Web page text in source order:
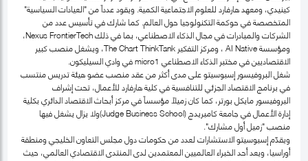
كينيدي، ومعهد هارفارد للعلوم الاجتماعية الكمية. ويقود عدداً من "العيادات السياسية"
المتخصصة في حوكمة التكنولوجيا حول العالم. كما شارك في تأسيس عدد من
الشركات والمبادرات في مجال الذكاء الاصطناعي، بما في ذلك Nexus FrontierTech،
ومؤسسة AI Native ، ومركز التفكير The Chart ThinkTank، ويشغل منصب كبير
الاقتصاديين في مختبر الذكاء الاصطناعي micro1 في وادي السيليكون.
شغل البروفيسور إسبوسيتو على مدى أكثر من عقد منصب عضو هيئة تدريس منتسب
في برنامج الاقتصاد الجزئي للتنافسية في كلية هارفارد للأعمال، تحت إشراف
البروفيسور مايكل بورتر، كما كان زميلاً مؤسساً في مركز أبحاث الاقتصاد الدائري بكلية
إدارة الأعمال في جامعة كامبريدج (Judge Business School)ولا يزال يشغل فيها
منصب "زميل أول مشارك".
ويقدّم إسبوسيتو الاستشارات لعدد من حكومات دول مجلس التعاون الخليجي ومنطقة
أوراسيا، ويعد أحد الخبراء العالميين المعتمدين لدى المنتدى الاقتصادي العالمي، حيث